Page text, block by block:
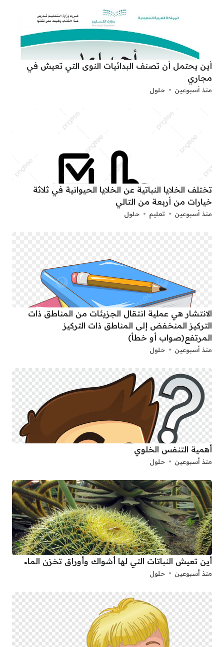
أين يحتمل أن تصنف البدائيات النوى التي تعيش في
مجاري
منذ أسبوعين حلول
تختلف الخلايا النباتية عن الخلايا الحيوانية في ثلاثة
خيارات من أربعة من التالي
منذ أسبوعين تعليم حلول
الانتشار هي عملية انتقال الجزيئات من المناطق ذات
التركيز المنخفض إلى المناطق ذات التركيز
المرتفع(صواب أو خطأ)
منذ أسبوعين حلول
أهمية التنفس الخلوي
منذ أسبوعين حلول
أين تعيش النباتات التي لها أشواك وأوراق تخزن الماء
منذ أسبوعين حلول